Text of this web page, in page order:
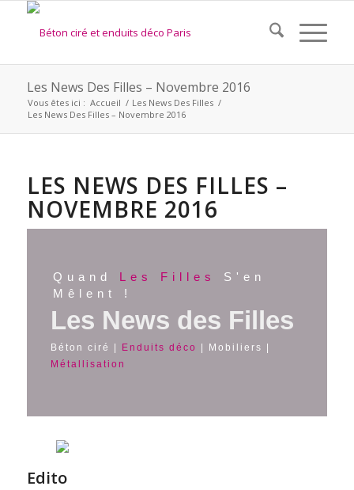
Les News Des Filles – Novembre 2016
Vous êtes ici : Accueil / Les News Des Filles /
Les News Des Filles – Novembre 2016
LES NEWS DES FILLES –
NOVEMBRE 2016
Quand Les Filles
S'en
Mêlent !
Les News des Filles
Béton ciré | Enduits déco
| Mobiliers |
Métallisation
Edito